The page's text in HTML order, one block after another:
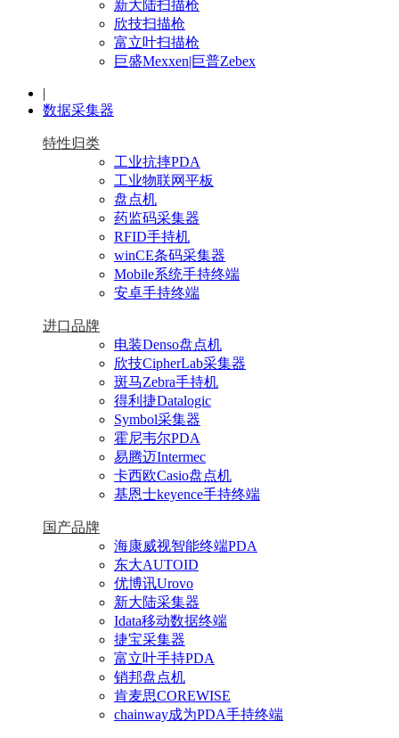
新大陆扫描枪
欣技扫描枪
富立叶扫描枪
巨盛Mexxen|巨普Zebex
|
数据采集器
特性归类
工业抗摔PDA
工业物联网平板
盘点机
药监码采集器
RFID手持机
winCE条码采集器
Mobile系统手持终端
安卓手持终端
进口品牌
电装Denso盘点机
欣技CipherLab采集器
斑马Zebra手持机
得利捷Datalogic
Symbol采集器
霍尼韦尔PDA
易腾迈Intermec
卡西欧Casio盘点机
基恩士keyence手持终端
国产品牌
海康威视智能终端PDA
东大AUTOID
优博讯Urovo
新大陆采集器
Idata移动数据终端
捷宝采集器
富立叶手持PDA
销邦盘点机
肯麦思COREWISE
chainway成为PDA手持终端